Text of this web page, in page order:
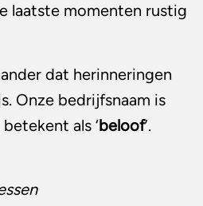
laatste momenten rustig
dat herinneringen
Onze bedrijfsnaam is
als ‘beloof’.